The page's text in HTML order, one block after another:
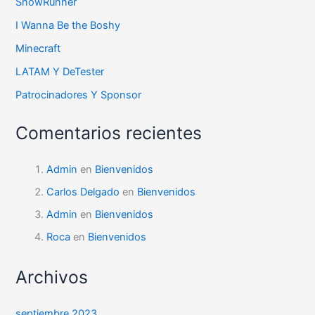
I Wanna Be the Boshy
Minecraft
LATAM Y DeTester
Patrocinadores Y Sponsor
Comentarios recientes
Admin en Bienvenidos
Carlos Delgado en Bienvenidos
Admin en Bienvenidos
Roca en Bienvenidos
Archivos